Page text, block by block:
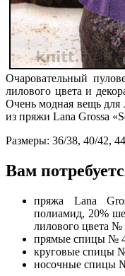
Очаровательный
лилового цвета и
Очень модная вещь для
из пряжи Lana Grossa
Размеры: 36/38, 40/42,
Вам
пряжа Lana
полиамид, 20%
лилового цвета №
прямые спицы №
круговые спицы
носочные спицы